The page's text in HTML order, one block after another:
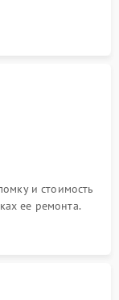
и стоимость
ее ремонта.